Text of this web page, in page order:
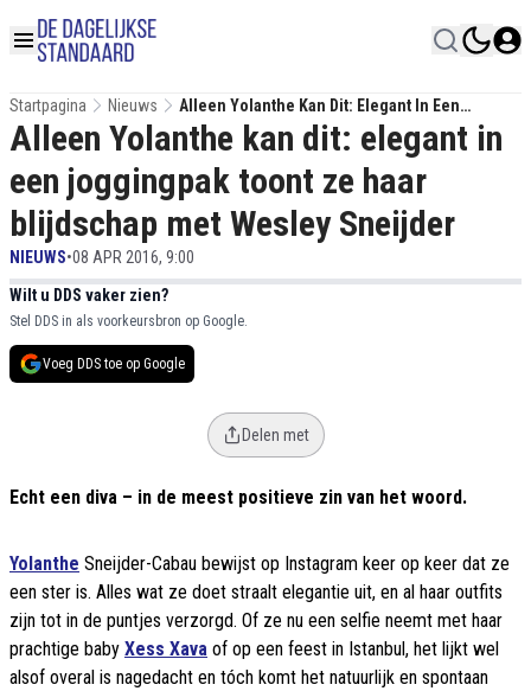
Startpagina Nieuws
Alleen Yolanthe Kan Dit: Elegant In Een
Joggingpak Toont Ze Haar Blijdschap Met
Wesley Sneijder
Alleen Yolanthe kan dit: elegant in
een joggingpak toont ze haar
blijdschap met Wesley Sneijder
NIEUWS•08 APR 2016, 9:00
Wilt u DDS vaker zien?
Stel DDS in als voorkeursbron op Google.
Voeg DDS toe op Google
Delen met
Echt een diva – in de meest positieve zin van het woord.
Yolanthe Sneijder-Cabau bewijst op Instagram keer op keer dat ze
een ster is. Alles wat ze doet straalt elegantie uit, en al haar outfits
zijn tot in de puntjes verzorgd. Of ze nu een selfie neemt met haar
prachtige baby Xess Xava of op een feest in Istanbul, het lijkt wel
alsof overal is nagedacht en tóch komt het natuurlijk en spontaan